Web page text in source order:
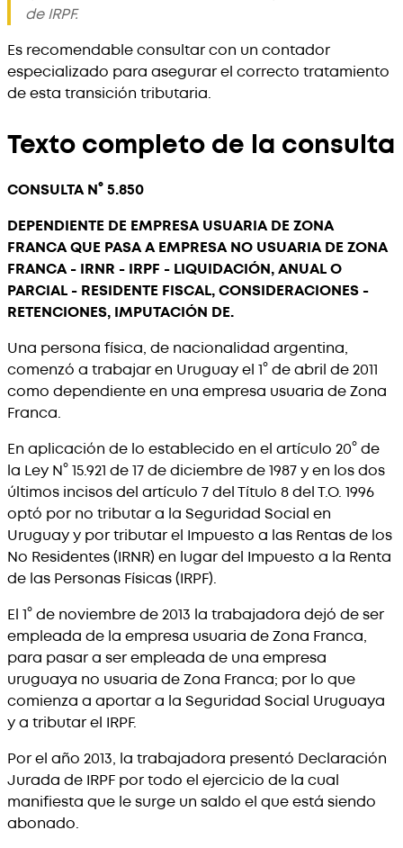
de IRPF.
Es recomendable consultar con un contador
especializado para asegurar el correcto tratamiento
de esta transición tributaria.
Texto completo de la consulta
CONSULTA N° 5.850
DEPENDIENTE DE EMPRESA USUARIA DE ZONA
FRANCA QUE PASA A EMPRESA NO USUARIA DE ZONA
FRANCA - IRNR - IRPF - LIQUIDACIÓN, ANUAL O
PARCIAL - RESIDENTE FISCAL, CONSIDERACIONES -
RETENCIONES, IMPUTACIÓN DE.
Una persona física, de nacionalidad argentina,
comenzó a trabajar en Uruguay el 1° de abril de 2011
como dependiente en una empresa usuaria de Zona
Franca.
En aplicación de lo establecido en el artículo 20° de
la Ley N° 15.921 de 17 de diciembre de 1987 y en los dos
últimos incisos del artículo 7 del Título 8 del T.O. 1996
optó por no tributar a la Seguridad Social en
Uruguay y por tributar el Impuesto a las Rentas de los
No Residentes (IRNR) en lugar del Impuesto a la Renta
de las Personas Físicas (IRPF).
El 1° de noviembre de 2013 la trabajadora dejó de ser
empleada de la empresa usuaria de Zona Franca,
para pasar a ser empleada de una empresa
uruguaya no usuaria de Zona Franca; por lo que
comienza a aportar a la Seguridad Social Uruguaya
y a tributar el IRPF.
Por el año 2013, la trabajadora presentó Declaración
Jurada de IRPF por todo el ejercicio de la cual
manifiesta que le surge un saldo el que está siendo
abonado.